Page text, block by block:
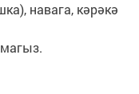
навага, кәрәкә